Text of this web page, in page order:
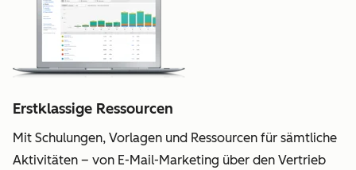
Erstklassige Ressourcen
Mit Schulungen, Vorlagen und Ressourcen für sämtliche
Aktivitäten – von E-Mail-Marketing über den Vertrieb